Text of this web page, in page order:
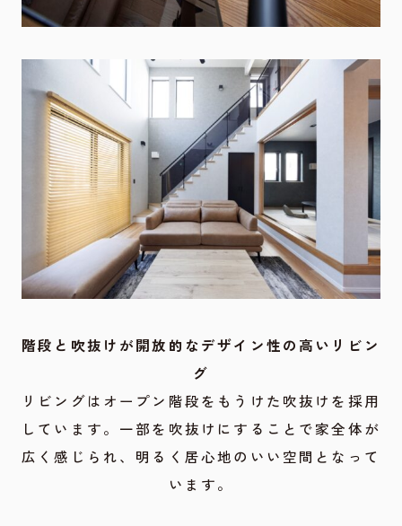
階段と吹抜けが開放的なデザイン性の高いリビン
グ
リビングはオープン階段をもうけた吹抜けを採用
しています。一部を吹抜けにすることで家全体が
広く感じられ、明るく居心地のいい空間となって
います。